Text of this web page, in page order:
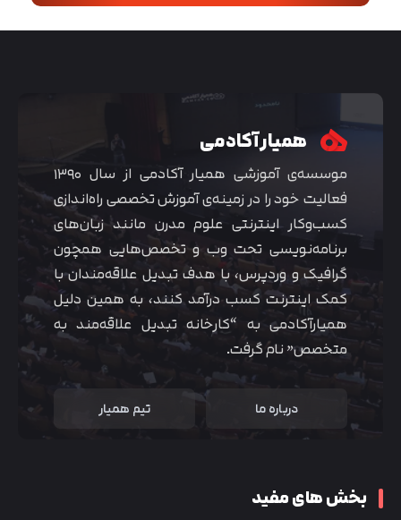
همیار آکادمی
موسسه‌ی آموزشی همیار آکادمی از سال ۱۳۹۰
فعالیت خود را در زمینه‌ی آموزش تخصصی راه‌اندازی
کسب‌و‌کار اینترنتی علوم مدرن مانند زبان‌های
برنامه‌نویسی تحت وب و تخصص‌هایی همچون
گرافیک و وردپرس، با هدف تبدیل علاقه‌مندان با
کمک اینترنت کسب درآمد کنند، به همین دلیل
همیارآکادمی به “کارخانه تبدیل علاقه‌مند به
متخصص” نام گرفت.
درباره ما تیم همیار
بخش های مفید
متوجه شدم